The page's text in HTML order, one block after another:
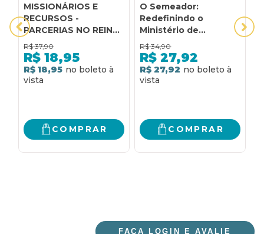
MISSIONÁRIOS E
RECURSOS -
PARCERIAS NO REINO
DE DEUS: O DESAFIO
DE ENCONTRAR
RECURSOS PARA O
TRABALHO
R$ 37,90
R$ 18,95
R$ 18,95
COMPRAR
O Semeador:
Redefinindo o
Ministério de
Captação de
Recursos Para o
Reino: Redefinindo o
ministério de
R$ 34,90
R$ 27,92
R$ 27,92
COMPRAR
FAÇA LOGIN E AVALIE